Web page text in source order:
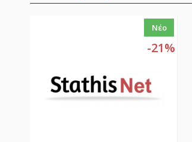
Νέο
-21%